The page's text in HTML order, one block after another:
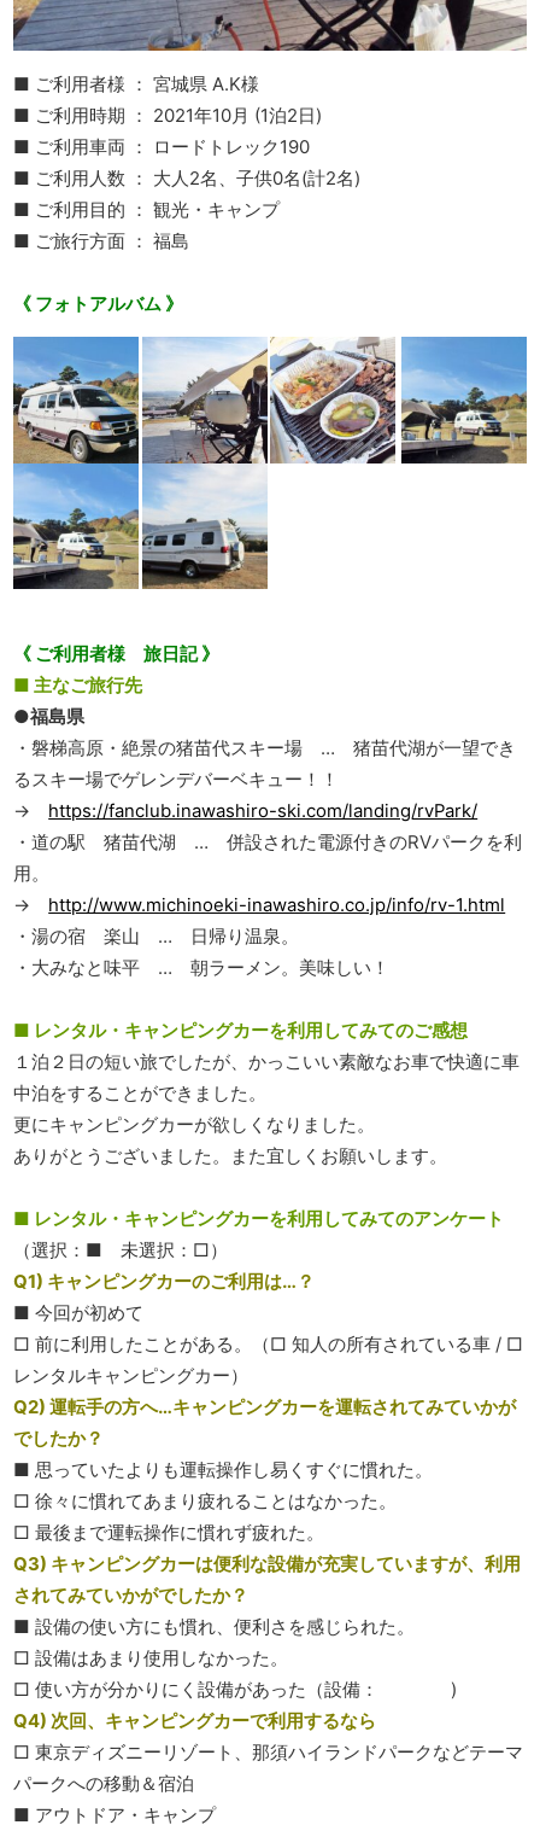
■ ご利用者様 ： 宮城県 A.K様
■ ご利用時期 ： 2021年10月 (1泊2日)
■ ご利用車両 ： ロードトレック190
■ ご利用人数 ： 大人2名、子供0名(計2名)
■ ご利用目的 ： 観光・キャンプ
■ ご旅行方面 ： 福島
《 フォトアルバム 》
《 ご利用者様 旅日記 》
■ 主なご旅行先
●福島県
・磐梯高原・絶景の猪苗代スキー場 … 猪苗代湖が一望でき
るスキー場でゲレンデバーベキュー！！
→ https://fanclub.inawashiro-ski.com/landing/rvPark/
・道の駅 猪苗代湖 … 併設された電源付きのRVパークを利
用。
→ http://www.michinoeki-inawashiro.co.jp/info/rv-1.html
・湯の宿 楽山 … 日帰り温泉。
・大みなと味平 … 朝ラーメン。美味しい！
■ レンタル・キャンピングカーを利用してみてのご感想
１泊２日の短い旅でしたが、かっこいい素敵なお車で快適に車
中泊をすることができました。
更にキャンピングカーが欲しくなりました。
ありがとうございました。また宜しくお願いします。
■ レンタル・キャンピングカーを利用してみてのアンケート
（選択：■ 未選択：□）
Q1) キャンピングカーのご利用は…？
■ 今回が初めて
□ 前に利用したことがある。（□ 知人の所有されている車 / □
レンタルキャンピングカー）
Q2) 運転手の方へ…キャンピングカーを運転されてみていかが
でしたか？
■ 思っていたよりも運転操作し易くすぐに慣れた。
□ 徐々に慣れてあまり疲れることはなかった。
□ 最後まで運転操作に慣れず疲れた。
Q3) キャンピングカーは便利な設備が充実していますが、利用
されてみていかがでしたか？
■ 設備の使い方にも慣れ、便利さを感じられた。
□ 設備はあまり使用しなかった。
□ 使い方が分かりにく設備があった（設備： )
Q4) 次回、キャンピングカーで利用するなら
□ 東京ディズニーリゾート、那須ハイランドパークなどテーマ
パークへの移動＆宿泊
■ アウトドア・キャンプ